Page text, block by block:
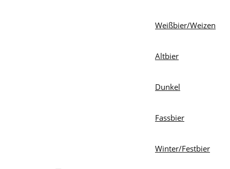
Weißbier/Weizen
Altbier
Dunkel
Fassbier
Winter/Festbier